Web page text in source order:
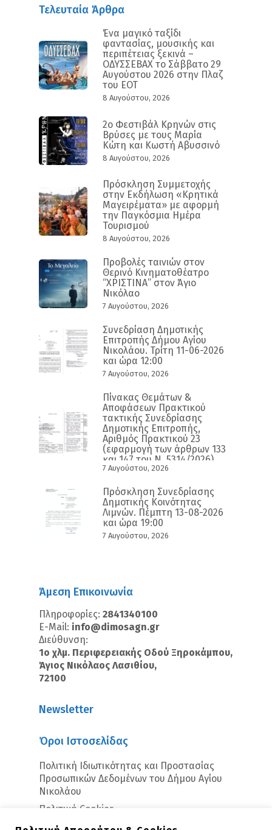
Τελευταία Άρθρα
Ένα μαγικό ταξίδι
φαντασίας, μουσικής και
περιπέτειας ξεκινά –
ΟΔΥΣΣΕΒΑΧ το Σάββατο 29
Αυγούστου 2026 στην Πλαζ
του ΕΟΤ
8 Αυγούστου, 2026
2ο Φεστιβάλ Κρηνών στις
Βρύσες με τους Μαρία
Κώτη και Κωστή Αβυσσινό
8 Αυγούστου, 2026
Πρόσκληση Συμμετοχής
στην Εκδήλωση «Κρητικά
Μαγειρέματα» με αφορμή
την Παγκόσμια Ημέρα
Τουρισμού
8 Αυγούστου, 2026
Προβολές ταινιών στον
Θερινό Κινηματοθέατρο
“ΧΡΙΣΤΙΝΑ” στον Άγιο
Νικόλαο
7 Αυγούστου, 2026
Συνεδρίαση Δημοτικής
Επιτροπής Δήμου Αγίου
Νικολάου. Τρίτη 11-06-2026
και ώρα 12:00
7 Αυγούστου, 2026
Πίνακας Θεμάτων &
Αποφάσεων Πρακτικού
τακτικής Συνεδρίασης
Δημοτικής Επιτροπής,
Αριθμός Πρακτικού 23
(εφαρμογή των άρθρων 133
και 147 του Ν. 5314/2026)
7 Αυγούστου, 2026
Πρόσκληση Συνεδρίασης
Δημοτικής Κοινότητας
Λιμνών. Πέμπτη 13-08-2026
και ώρα 19:00
7 Αυγούστου, 2026
Άμεση Επικοινωνία
Πληροφορίες: 2841340100
E-Mail: info@dimosagn.gr
Διεύθυνση:
1ο χλμ. Περιφερειακής Οδού Ξηροκάμπου,
Άγιος Νικόλαος Λασιθίου,
72100
Newsletter
Όροι Ιστοσελίδας
Πολιτική Ιδιωτικότητας και Προστασίας
Προσωπικών Δεδομένων του Δήμου Αγίου
Νικολάου
Πολιτική Cookies